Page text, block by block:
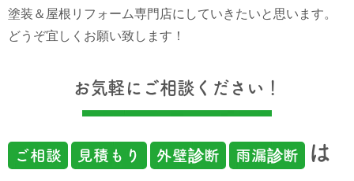
塗装＆屋根リフォーム専門店にしていきたいと思います。
どうぞ宜しくお願い致します！
お気軽にご相談ください！
ご相談 見積もり 外壁診断 雨漏診断
は